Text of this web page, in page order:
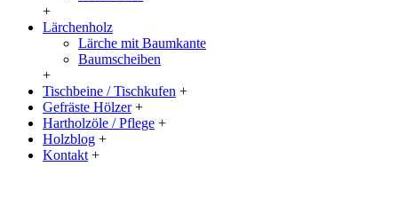
+
Lärchenholz
Lärche mit Baumkante
Baumscheiben
+
Tischbeine / Tischkufen +
Gefräste Hölzer +
Hartholzöle / Pflege +
Holzblog +
Kontakt +